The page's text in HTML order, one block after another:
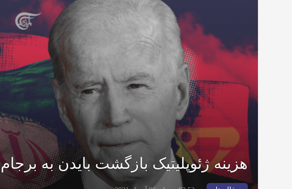
هزینه ژئوپلیتیک بازگشت بایدن به برجام